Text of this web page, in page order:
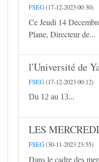
FSEG(17-12-2023 00:30)
Ce Jeudi 14
Plane, Directeur de...
l'Université de
FSEG(17-12-2023 00:12)
Du 12 au 13...
LES
FSEG(30-11-2023 23:55)
Dans le cadre des